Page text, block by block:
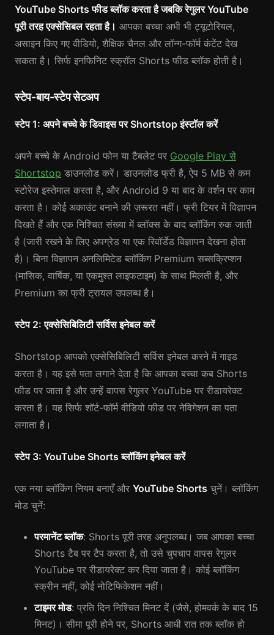
YouTube Shorts फीड ब्लॉक करता है जबकि रेगुलर YouTube
पूरी तरह एक्सेसिबल रहता है। आपका बच्चा अभी भी ट्यूटोरियल,
असाइन किए गए वीडियो, शैक्षिक चैनल और लॉन्ग-फॉर्म कंटेंट देख
सकता है। सिर्फ इनफिनिट स्क्रॉल Shorts फीड ब्लॉक होती है।
स्टेप-बाय-स्टेप सेटअप
स्टेप 1: अपने बच्चे के डिवाइस पर Shortstop इंस्टॉल करें
अपने बच्चे के Android फोन या टैबलेट पर Google Play से
Shortstop डाउनलोड करें। डाउनलोड फ्री है, ऐप 5 MB से कम
स्टोरेज इस्तेमाल करता है, और Android 9 या बाद के वर्शन पर काम
करता है। कोई अकाउंट बनाने की ज़रूरत नहीं। फ्री टियर में विज्ञापन
दिखते हैं और एक निश्चित संख्या में ब्लॉक्स के बाद ब्लॉकिंग रुक जाती
है (जारी रखने के लिए अपग्रेड या एक रिवॉर्डेड विज्ञापन देखना होता
है)। बिना विज्ञापन अनलिमिटेड ब्लॉकिंग Premium सब्सक्रिप्शन
(मासिक, वार्षिक, या एकमुश्त लाइफटाइम) के साथ मिलती है, और
Premium का फ्री ट्रायल उपलब्ध है।
स्टेप 2: एक्सेसिबिलिटी सर्विस इनेबल करें
Shortstop आपको एक्सेसिबिलिटी सर्विस इनेबल करने में गाइड
करता है। यह इसे पता लगाने देता है कि आपका बच्चा कब Shorts
फीड पर जाता है और उन्हें वापस रेगुलर YouTube पर रीडायरेक्ट
करता है। यह सिर्फ शॉर्ट-फॉर्म वीडियो फीड पर नेविगेशन का पता
लगाता है।
स्टेप 3: YouTube Shorts ब्लॉकिंग इनेबल करें
एक नया ब्लॉकिंग नियम बनाएँ और YouTube Shorts चुनें। ब्लॉकिंग
मोड चुनें:
परमानेंट ब्लॉक: Shorts पूरी तरह अनुपलब्ध। जब आपका बच्चा
Shorts टैब पर टैप करता है, तो उसे चुपचाप वापस रेगुलर
YouTube पर रीडायरेक्ट कर दिया जाता है। कोई ब्लॉकिंग
स्क्रीन नहीं, कोई नोटिफिकेशन नहीं।
टाइमर मोड: प्रति दिन निश्चित मिनट दें (जैसे, होमवर्क के बाद 15
मिनट)। सीमा पूरी होने पर, Shorts आधी रात तक ब्लॉक हो